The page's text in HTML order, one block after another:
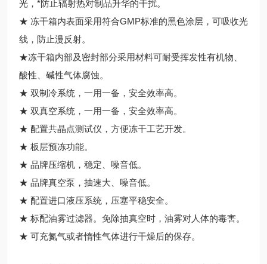
光，*防止辐射热对制品升华的干扰。
★ 冻干箱内表面采用符合GMP标准的黑色涂层，可吸收光
线，防止漫反射。
★冻干箱内部及密封部分采用材料可耐受挥发性有机物、
酸性、碱性气体腐蚀。
★ 双制冷系统，一用一备，安全效率高。
★ 双真空系统，一用一备，安全效率高。
★ 配置共晶点测试仪，方便冻干工艺开发。
★ 板层预冻功能。
★ 品牌压缩机，稳定、噪音低。
★ 品牌真空泵，抽速大、噪音低。
★ 配置进口液压系统，压塞平稳安全。
★ 标配油雾过滤器。免除抽真空时，油雾对人体的毒害。
★ 可充氮气或者惰性气体进行干燥后的保存。